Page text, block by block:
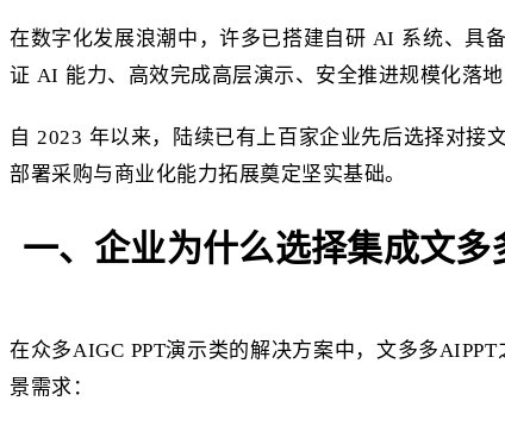
在数字化发展浪潮中，许多已搭建自研 AI 系统、具
证 AI 能力、高效完成高层演示、安全推进规模化落
自 2023 年以来，陆续已有上百家企业先后选择对接
部署采购与商业化能力拓展奠定坚实基础。
一、企业为什么选择集成文多
在众多AIGC PPT演示类的解决方案中，文多多
景需求：